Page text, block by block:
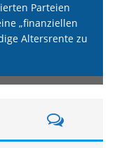
Parteien
„finanziellen
Altersrente zu